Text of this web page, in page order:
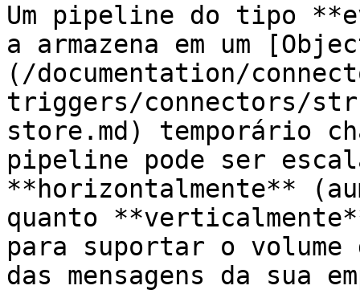
Um pipeline do tipo
a armazena em um
(/documentation/
triggers/connectors/
store.md) temporário
pipeline pode ser
**horizontalmente**
quanto
para suportar o volume
das mensagens da sua